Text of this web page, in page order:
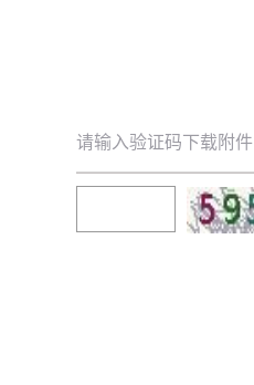
请输入验证码下载附件